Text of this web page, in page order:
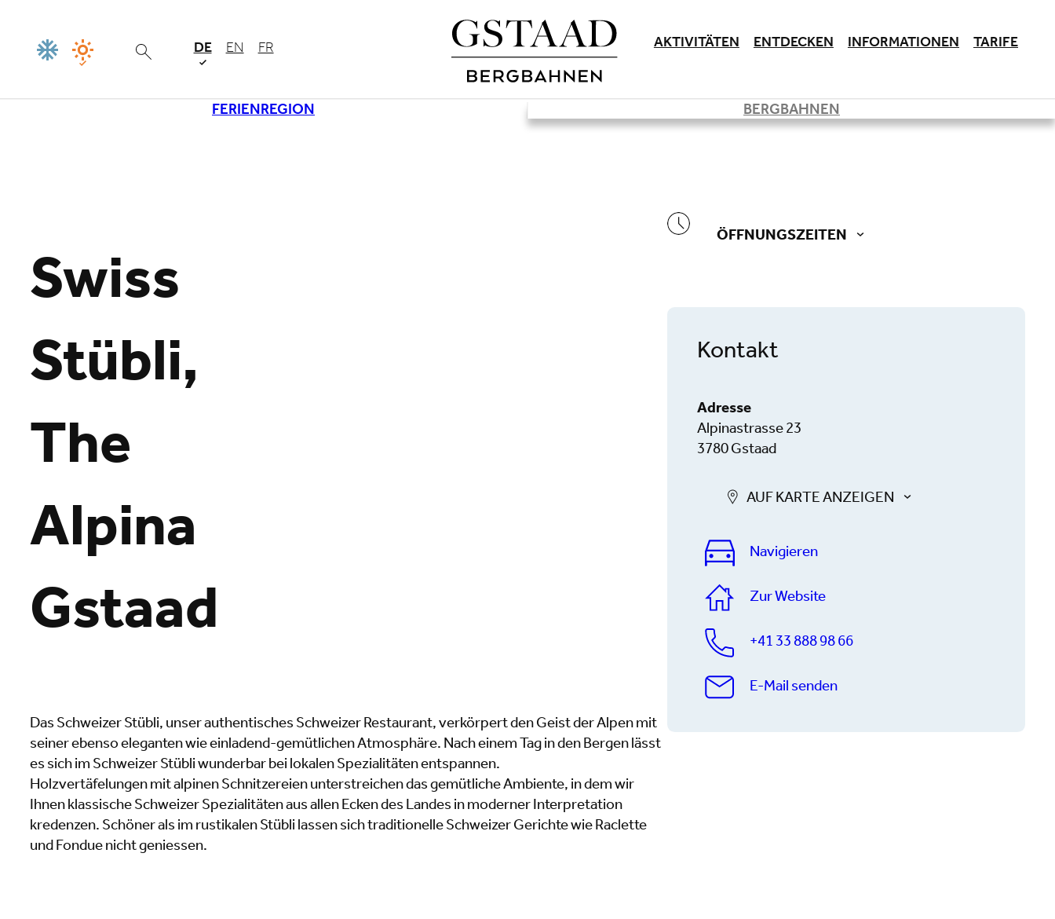
DE EN FR AKTIVITÄTEN ENTDECKEN INFORMATIONEN TARIFE
FERIENREGION BERGBAHNEN
Swiss
Stübli,
The
Alpina
Gstaad
Das Schweizer Stübli, unser authentisches Schweizer Restaurant, verkörpert den Geist der Alpen mit
seiner ebenso eleganten wie einladend-gemütlichen Atmosphäre. Nach einem Tag in den Bergen lässt
es sich im Schweizer Stübli wunderbar bei lokalen Spezialitäten entspannen.
Holzvertäfelungen mit alpinen Schnitzereien unterstreichen das gemütliche Ambiente, in dem wir
Ihnen klassische Schweizer Spezialitäten aus allen Ecken des Landes in moderner Interpretation
kredenzen. Schöner als im rustikalen Stübli lassen sich traditionelle Schweizer Gerichte wie Raclette
und Fondue nicht geniessen.
ÖFFNUNGSZEITEN
Kontakt
Adresse
Alpinastrasse 23
3780 Gstaad
AUF KARTE ANZEIGEN
Navigieren
Zur Website
+41 33 888 98 66
E-Mail senden